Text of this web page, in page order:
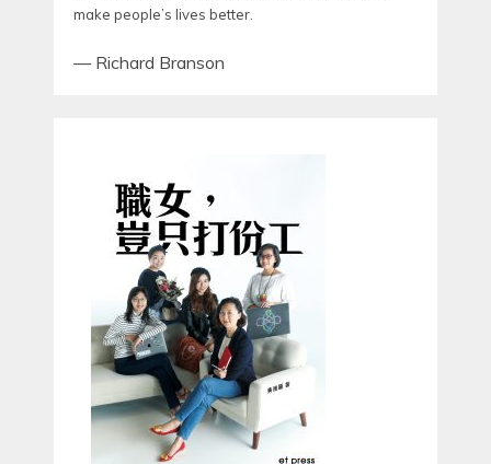
make people’s lives better.
— Richard Branson